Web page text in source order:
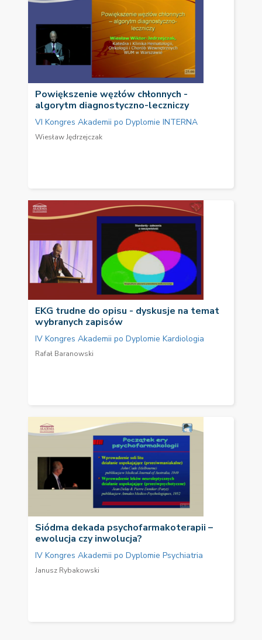
Powiększenie węzłów chłonnych -
algorytm diagnostyczno-leczniczy
VI Kongres Akademii po Dyplomie INTERNA
Wiesław Jędrzejczak
EKG trudne do opisu - dyskusje na temat
wybranych zapisów
IV Kongres Akademii po Dyplomie Kardiologia
Rafał Baranowski
Siódma dekada psychofarmakoterapii –
ewolucja czy inwolucja?
IV Kongres Akademii po Dyplomie Psychiatria
Janusz Rybakowski